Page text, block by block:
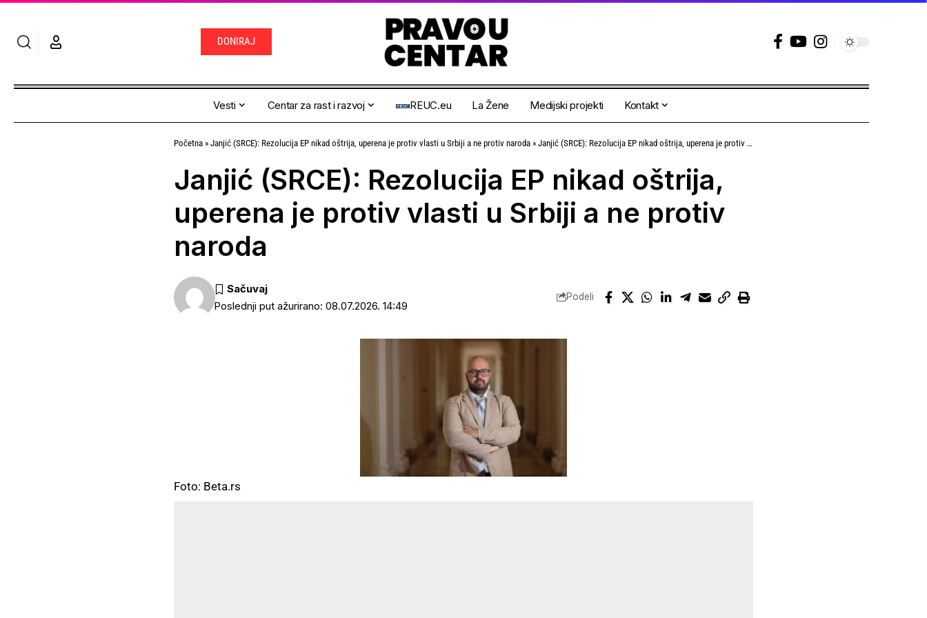
DONIRAJ
Vesti Centar za rast i razvoj REUC.eu La Žene Medijski projekti Kontakt
Početna » Janjić (SRCE): Rezolucija EP nikad oštrija, uperena je protiv vlasti u Srbiji a ne protiv naroda » Janjić (SRCE): Rezolucija EP nikad oštrija, uperena je protiv vlasti u Srbiji a ne protiv naroda
Janjić (SRCE): Rezolucija EP nikad oštrija,
uperena je protiv vlasti u Srbiji a ne protiv
naroda
Poslednji put ažurirano: 08.07.2026. 14:49
Podeli
Foto: Beta.rs